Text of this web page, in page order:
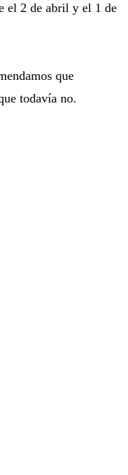
el 2 de abril y el 1 de
que
todavía no.